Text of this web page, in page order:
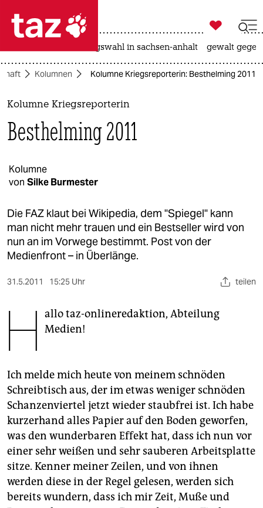
 taz zahl ich
taz zahl ich
themen
politik
gesellschaft
kultur
sport
berlin
nord
wahrheit
veranstaltungen
shop
fragen & hilfe
unterstützen
abo
genossenschaft

taz zahl ich
landtagswahl in sachsen-anhalt gewalt
Kolumnen Kolumne Kriegsreporterin: Besthelming 2011
Kolumne Kriegsreporterin
Besthelming 2011
Kolumne
von Silke Burmester
Die FAZ klaut bei Wikipedia, dem "Spiegel" kann
man nicht mehr trauen und ein Bestseller wird von
nun an im Vorwege bestimmt. Post von der
Medienfront – in Überlänge.
31.5.2011 15:25 Uhr teilen
H allo taz-onlineredaktion, Abteilung
Medien!
Ich melde mich heute von meinem schnöden
Schreibtisch aus, der im etwas weniger schnöden
Schanzenviertel jetzt wieder staubfrei ist. Ich habe
kurzerhand alles Papier auf den Boden geworfen,
was den wunderbaren Effekt hat, dass ich nun vor
einer sehr weißen und sehr sauberen Arbeitsplatte
sitze. Kenner meiner Zeilen, und von ihnen
werden diese in der Regel gelesen, werden sich
bereits wundern, dass ich mir Zeit, Muße und